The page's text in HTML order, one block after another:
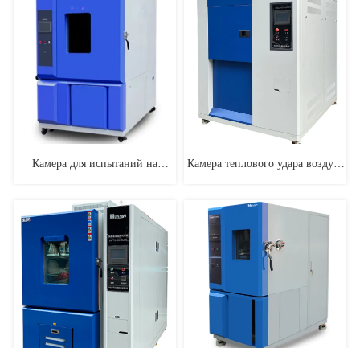
Камера для испытаний на
температуру и влажность
Камера теплового удара воздух-
воздух